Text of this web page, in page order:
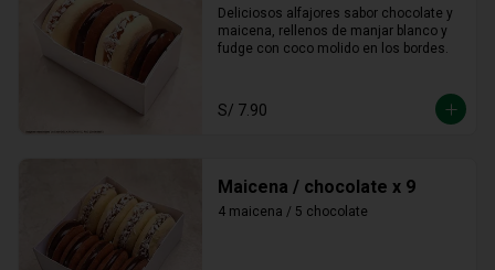
Deliciosos alfajores sabor chocolate y
maicena, rellenos de manjar blanco y
fudge con coco molido en los bordes.
S/ 7.90
Maicena / chocolate x 9
4 maicena / 5 chocolate